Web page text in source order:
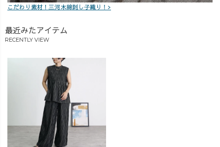
こだわり素材！三河木綿刺し子織り！>
最近みたアイテム
RECENTLY VIEW